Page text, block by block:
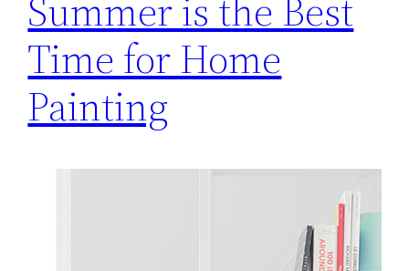
Summer is the Best
Time for Home
Painting